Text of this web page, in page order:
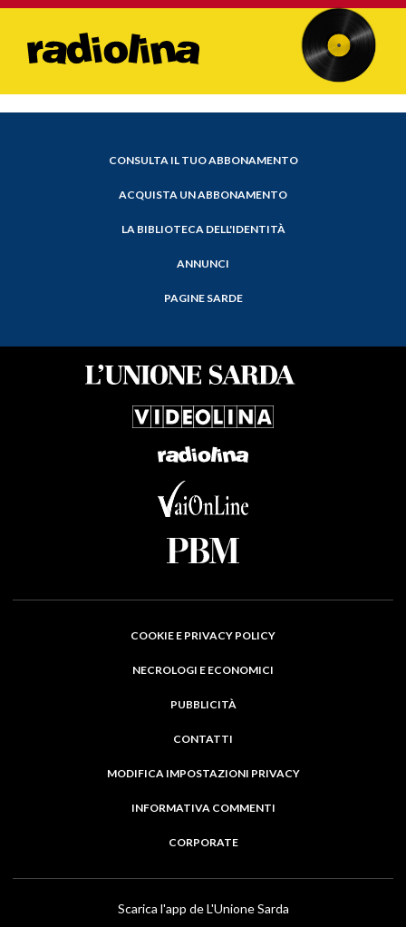
CONSULTA IL TUO ABBONAMENTO
ACQUISTA UN ABBONAMENTO
LA BIBLIOTECA DELL'IDENTITÀ
ANNUNCI
PAGINE SARDE
COOKIE E PRIVACY POLICY
NECROLOGI E ECONOMICI
PUBBLICITÀ
CONTATTI
MODIFICA IMPOSTAZIONI PRIVACY
INFORMATIVA COMMENTI
CORPORATE
Scarica l'app de L'Unione Sarda